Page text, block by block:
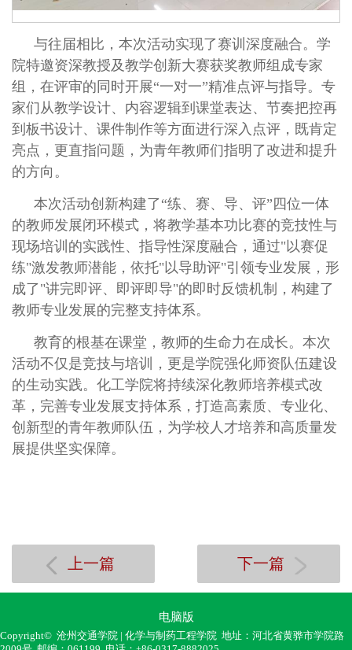
与往届相比，本次活动实现了赛训深度融合。学
院特邀资深教授及教学创新大赛获奖教师组成专家
组，在评审的同时开展“一对一”精准点评与指导。专
家们从教学设计、内容逻辑到课堂表达、节奏把控再
到板书设计、课件制作等方面进行深入点评，既肯定
亮点，更直指问题，为青年教师们指明了改进和提升
的方向。
本次活动创新构建了“练、赛、导、评”四位一体
的教师发展闭环模式，将教学基本功比赛的竞技性与
现场培训的实践性、指导性深度融合，通过"以赛促
练"激发教师潜能，依托"以导助评"引领专业发展，形
成了"讲完即评、即评即导"的即时反馈机制，构建了
教师专业发展的完整支持体系。
教育的根基在课堂，教师的生命力在成长。本次
活动不仅是竞技与培训，更是学院强化师资队伍建设
的生动实践。化工学院将持续深化教师培养模式改
革，完善专业发展支持体系，打造高素质、专业化、
创新型的青年教师队伍，为学校人才培养和高质量发
展提供坚实保障。
上一篇 下一篇
电脑版
Copyright© 沧州交通学院 | 化学与制药工程学院 地址：河北省黄骅市学院路